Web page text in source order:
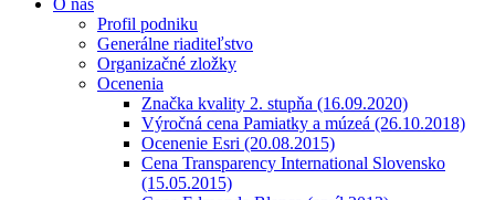
Profil podniku
Generálne riaditeľstvo
Organizačné zložky
Ocenenia
Značka kvality 2. stupňa (16.09.2020)
Výročná cena Pamiatky a múzeá (26.10.2018)
Ocenenie Esri (20.08.2015)
Cena Transparency International Slovensko
(15.05.2015)